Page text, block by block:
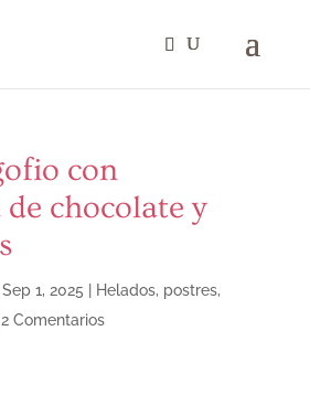
con
chocolate y
Sep 1, 2025 Helados, postres,
2 Comentarios